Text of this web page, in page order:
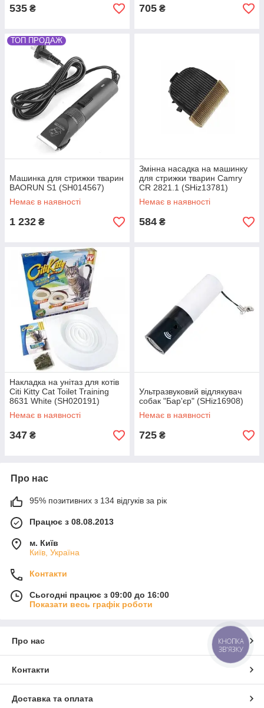
535 ₴ 705 ₴
ТОП ПРОДАЖ
Машинка для стрижки тварин
BAORUN S1 (SH014567)
Немає в наявності
1 232 ₴
Змінна насадка на машинку
для стрижки тварин Camry
CR 2821.1 (SHiz13781)
Немає в наявності
584 ₴
Накладка на унітаз для котів
Citi Kitty Cat Toilet Training
8631 White (SH020191)
Немає в наявності
347 ₴
Ультразвуковий відлякувач
собак "Бар'єр" (SHiz16908)
Немає в наявності
725 ₴
Про нас
95% позитивних з 134 відгуків за рік
Працює з 08.08.2013
м. Київ
Київ, Україна
Контакти
Сьогодні працює з 09:00 до 16:00
Показати весь графік роботи
Про нас
Контакти
Доставка та оплата
КНОПКА
ЗВ'ЯЗКУ